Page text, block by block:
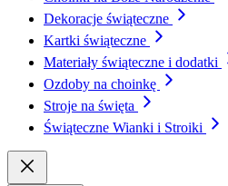
Dekoracje świąteczne
Kartki świąteczne
Materiały świąteczne i dodatki
Ozdoby na choinkę
Stroje na święta
Świąteczne Wianki i Stroiki